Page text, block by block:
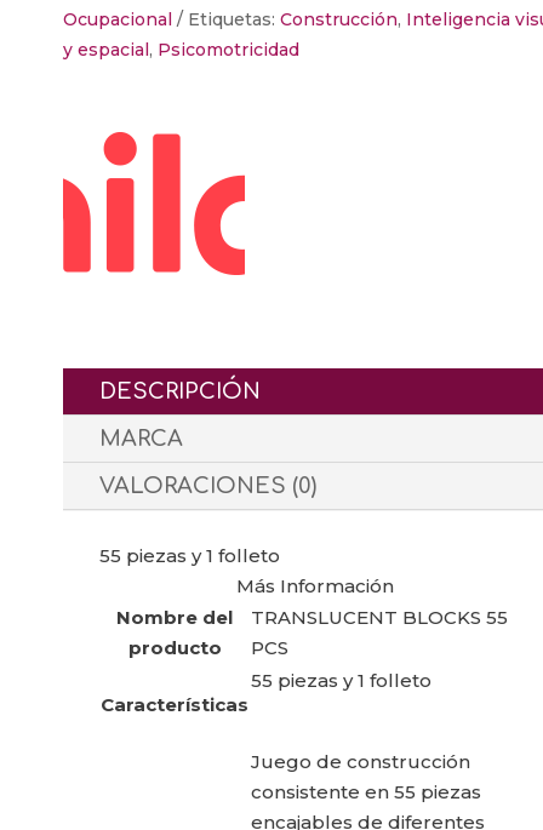
Ocupacional
Etiquetas: Construcción, Inteligencia
y espacial, Psicomotricidad
DESCRIPCIÓN
MARCA
VALORACIONES (0)
55 piezas y 1 folleto
Más Información
Nombre del
producto
TRANSLUCENT BLOCKS 55
PCS
Características
55 piezas y 1 folleto
Juego de construcción
consistente en 55 piezas
encajables de diferentes